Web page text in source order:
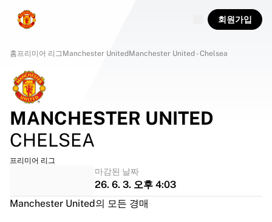
회원가입
홈프리미어 리그Manchester UnitedManchester United - Chelsea
MANCHESTER UNITED
CHELSEA
프리미어 리그
마감된 날짜
26. 6. 3. 오후 4:03
Manchester United의 모든 경매